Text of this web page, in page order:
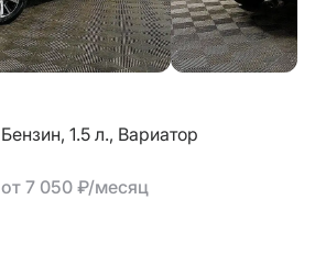
Бензин, 1.5 л., Вариатор
от 7 050 ₽/месяц